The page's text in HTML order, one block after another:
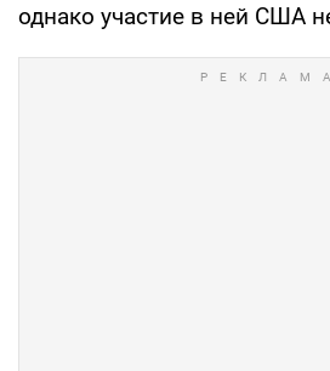
однако участие в ней США